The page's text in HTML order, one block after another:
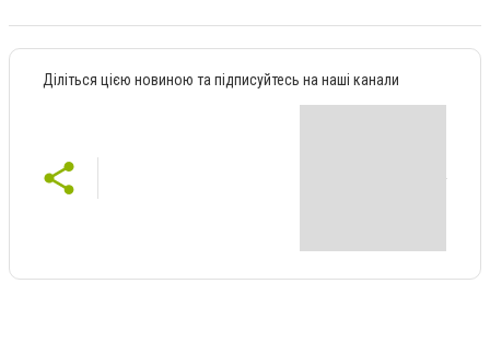
Діліться цією новиною та підписуйтесь на наші канали